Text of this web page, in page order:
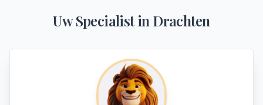
Uw Specialist in Drachten